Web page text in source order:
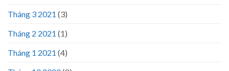
Tháng 3 2021 (3)
Tháng 2 2021 (1)
Tháng 1 2021 (4)